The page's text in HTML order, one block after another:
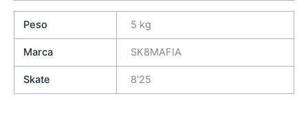
Peso 5 kg
Marca SK8MAFIA
Skate 8'25